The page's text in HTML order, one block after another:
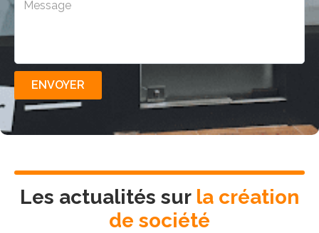
ENVOYER
Les actualités sur la création
de société